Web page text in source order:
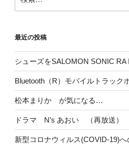
索:
最近の投稿
シューズをSALOMON SONIC RA
Bluetooth（R）モバイルトラッ
松本まりか が気になる…
ドラマ N’s あおい （再放送）
新型コロナウィルス(COVID-19)へ